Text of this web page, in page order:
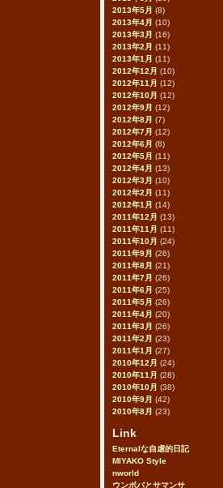
2013年5月 (8)
2013年4月 (10)
2013年3月 (16)
2013年2月 (11)
2013年1月 (11)
2012年12月 (10)
2012年11月 (12)
2012年10月 (12)
2012年9月 (12)
2012年8月 (7)
2012年7月 (12)
2012年6月 (8)
2012年5月 (11)
2012年4月 (13)
2012年3月 (10)
2012年2月 (11)
2012年1月 (14)
2011年12月 (13)
2011年11月 (11)
2011年10月 (24)
2011年9月 (26)
2011年8月 (21)
2011年7月 (26)
2011年6月 (25)
2011年5月 (26)
2011年4月 (20)
2011年3月 (26)
2011年2月 (23)
2011年1月 (27)
2010年12月 (24)
2010年11月 (28)
2010年10月 (38)
2010年9月 (42)
2010年8月 (23)
Link
Eternalな自虐的日記
MIYAKO Style
nworld
ウンボバとサマンサ